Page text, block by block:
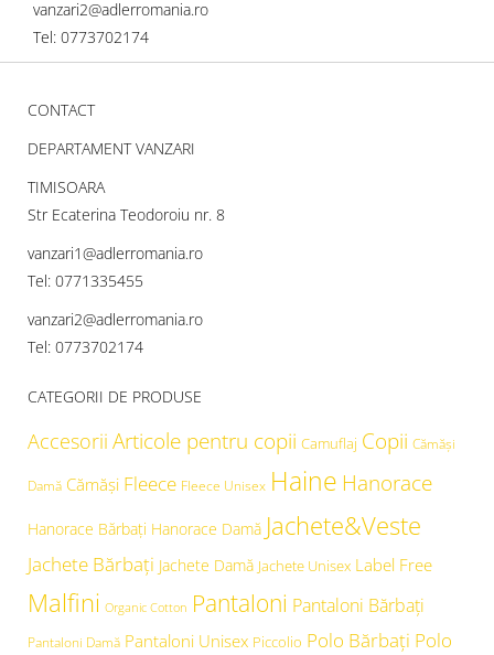
vanzari2@adlerromania.ro
Tel: 0773702174
CONTACT
DEPARTAMENT VANZARI
TIMISOARA
Str Ecaterina Teodoroiu nr. 8
vanzari1@adlerromania.ro
Tel: 0771335455
vanzari2@adlerromania.ro
Tel: 0773702174
CATEGORII DE PRODUSE
Accesorii Articole pentru copii Camuflaj Copii Cămăşi
Damă Cămăși Fleece Fleece Unisex Haine Hanorace
Hanorace Bărbați Hanorace Damă Jachete&Veste
Jachete Bărbați Jachete Damă Jachete Unisex Label Free
Malfini Organic Cotton Pantaloni Pantaloni Bărbați
Pantaloni Damă Pantaloni Unisex Piccolio Polo Bărbați Polo